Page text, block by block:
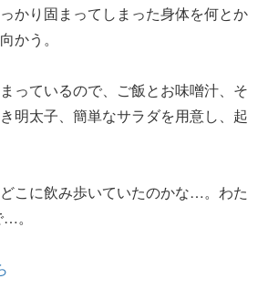
かり固まってしまった身体を何とか
かう。
っているので、ご飯とお味噌汁、そ
明太子、簡単なサラダを用意し、起
こに飲み歩いていたのかな…。わた
。